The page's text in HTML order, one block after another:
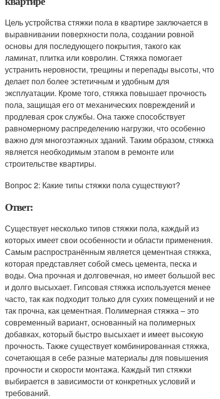
Цель устройства стяжки пола в квартире заключается в
выравнивании поверхности пола, создании ровной
основы для последующего покрытия, такого как
ламинат, плитка или ковролин. Стяжка помогает
устранить неровности, трещины и перепады высоты, что
делает пол более эстетичным и удобным для
эксплуатации. Кроме того, стяжка повышает прочность
пола, защищая его от механических повреждений и
продлевая срок службы. Она также способствует
равномерному распределению нагрузки, что особенно
важно для многоэтажных зданий. Таким образом, стяжка
является необходимым этапом в ремонте или
строительстве квартиры.
Вопрос 2: Какие типы стяжки пола существуют?
Ответ:
Существует несколько типов стяжки пола, каждый из
которых имеет свои особенности и области применения.
Самым распространённым является цементная стяжка,
которая представляет собой смесь цемента, песка и
воды. Она прочная и долговечная, но имеет большой вес
и долго высыхает. Гипсовая стяжка используется менее
часто, так как подходит только для сухих помещений и не
так прочна, как цементная. Полимерная стяжка – это
современный вариант, основанный на полимерных
добавках, который быстро высыхает и имеет высокую
прочность. Также существует комбинированная стяжка,
сочетающая в себе разные материалы для повышения
прочности и скорости монтажа. Каждый тип стяжки
выбирается в зависимости от конкретных условий и
требований.